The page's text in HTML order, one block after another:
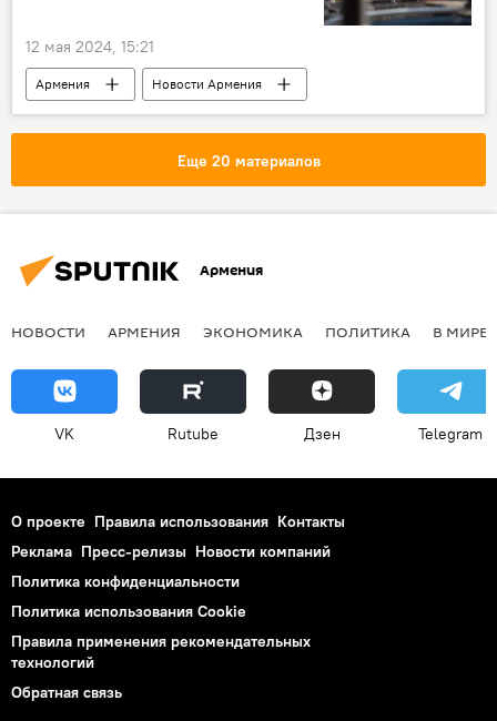
12 мая 2024, 15:21
Армения
Новости Армения
Общество
Взрыв
Еще 20 материалов
Армения
НОВОСТИ АРМЕНИЯ ЭКОНОМИКА ПОЛИТИКА В МИРЕ
VK Rutube Дзен Telegram
О проекте Правила использования Контакты
Реклама Пресс-релизы Новости компаний
Политика конфиденциальности
Политика использования Cookie
Правила применения рекомендательных
технологий
Обратная связь